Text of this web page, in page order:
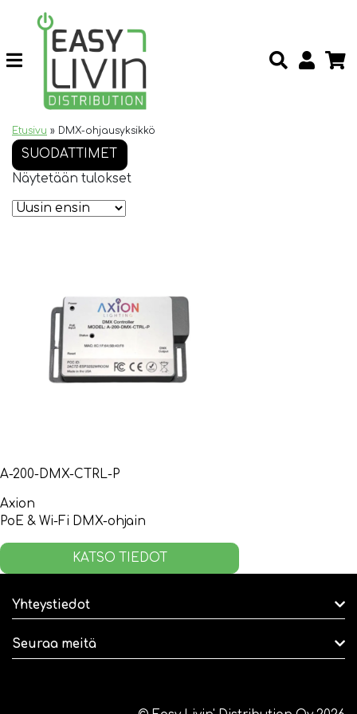
Etusivu » DMX-ohjausyksikkö
SUODATTIMET
Näytetään tulokset
A-200-DMX-CTRL-P
Axion
PoE & Wi-Fi DMX-ohjain
KATSO TIEDOT
Yhteystiedot
Seuraa meitä